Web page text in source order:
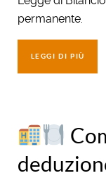
permanente.
LEGGI DI PIÙ